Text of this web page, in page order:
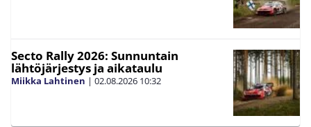
Secto Rally 2026: Sunnuntain
lähtöjärjestys ja aikataulu
Miikka Lahtinen | 02.08.2026 10:32